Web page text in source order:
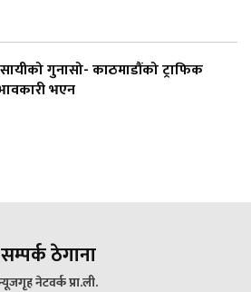
गुनासो- काठमाडौंको ट्राफिक
भएन
सम्पर्क ठेगाना
नेटवर्क प्रा.ली.